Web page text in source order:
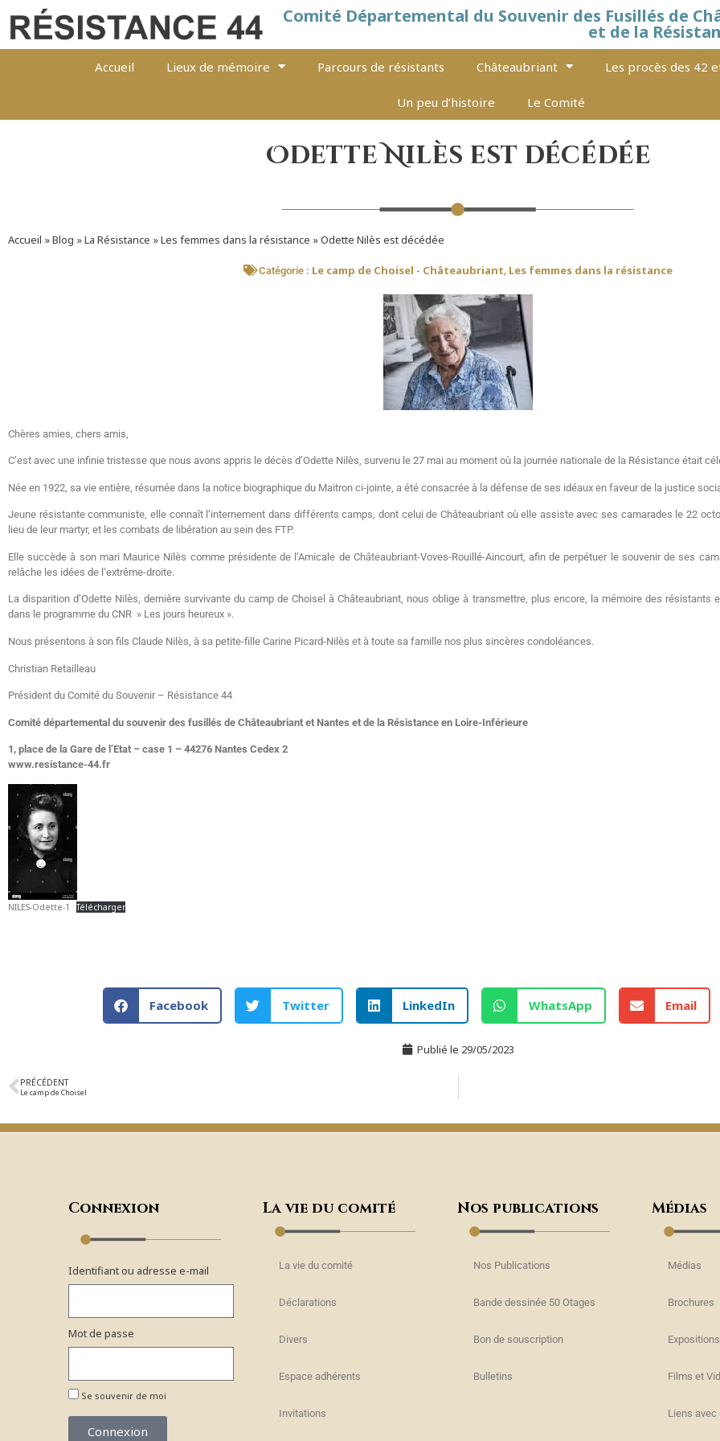
Comité Départemental du Souvenir des Fusillés de
et de la
Accueil Lieux de mémoire Parcours de résistants Châteaubriant Les procès des 42
Un peu d’histoire Le Comité
Odette Nilès est décédée
Accueil »Blog »La Résistance »Les femmes dans la résistance »Odette Nilès est décédée
Catégorie : Le camp de Choisel - Châteaubriant, Les femmes dans la résistance
Chères amies, chers amis,
C’est avec une infinie tristesse que nous avons appris le décès d’Odette Nilès, survenu le 27 mai au moment où la journée nationale de la Résistance était
Née en 1922, sa vie entière, résumée dans la notice biographique du Maitron ci-jointe, a été consacrée à la défense de ses idéaux en faveur de la justice
Jeune résistante communiste, elle connaît l’internement dans différents camps, dont celui de Châteaubriant où elle assiste avec ses camarades le 22
lieu de leur martyr, et les combats de libération au sein des FTP.
Elle succède à son mari Maurice Nilès comme présidente de l’Amicale de Châteaubriant-Voves-Rouillé-Aincourt, afin de perpétuer le souvenir de ses
relâche les idées de l’extrême-droite.
La disparition d’Odette Nilès, dernière survivante du camp de Choisel à Châteaubriant, nous oblige à transmettre, plus encore, la mémoire des résistants
dans le programme du CNR » Les jours heureux ».
Nous présentons à son fils Claude Nilès, à sa petite-fille Carine Picard-Nilès et à toute sa famille nos plus sincères condoléances.
Christian Retailleau
Président du Comité du Souvenir – Résistance 44
Comité départemental du souvenir des fusillés de Châteaubriant et Nantes et de la Résistance en Loire-Inférieure
1, place de la Gare de l’Etat – case 1 – 44276 Nantes Cedex 2
www.resistance-44.fr
NILES-Odette-1 Télécharger
Facebook Twitter LinkedIn WhatsApp Email
Publié le 29/05/2023
PRÉCÉDENT
Le camp de Choisel
Connexion
Identifiant ou adresse e-mail
Mot de passe
Se souvenir de moi
Connexion
La vie du comité
La vie du comité
Déclarations
Divers
Espace adhérents
Invitations
Nos publications
Nos Publications
Bande dessinée 50 Otages
Bon de souscription
Bulletins
Médias
Médias
Brochures
Expositions
Films et
Liens